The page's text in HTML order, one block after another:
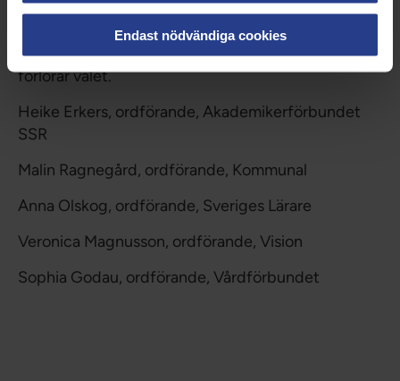
Endast nödvändiga cookies
välfärden kan få ta så lite utrymme i debatten. Vår
uppmaning är därför till politikerna: ta de som
arbetar i välfärden på allvar. Annars kanske ni
förlorar valet.
Heike Erkers, ordförande, Akademikerförbundet
SSR
Malin Ragnegård, ordförande, Kommunal
Anna Olskog, ordförande, Sveriges Lärare
Veronica Magnusson, ordförande, Vision
Sophia Godau, ordförande, Vårdförbundet